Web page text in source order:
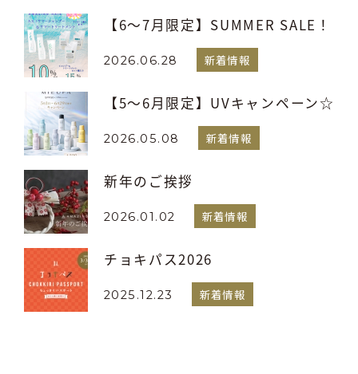
【6～7月限定】SUMMER SALE！
2026.06.28 新着情報
【5～6月限定】UVキャンペーン☆
2026.05.08 新着情報
新年のご挨拶
2026.01.02 新着情報
チョキパス2026
2025.12.23 新着情報